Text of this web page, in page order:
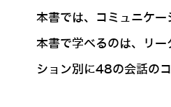
本書では、コミュニケー
本書で学べるのは、リ
ション別に48の会話の